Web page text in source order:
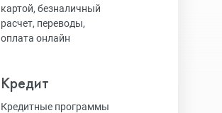
Игровые консоли
Ремешки для AW
картой, безналичный
расчет, переводы,
оплата онлайн
Кредит
Кредитные программы